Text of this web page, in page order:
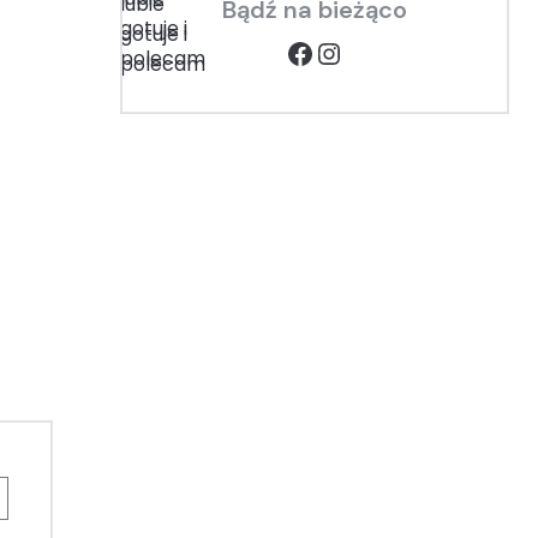
Bądź na bieżąco
Facebook
Instagram